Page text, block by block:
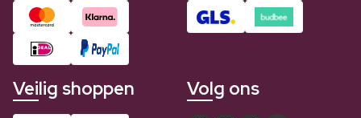
Veilig shoppen Volg ons